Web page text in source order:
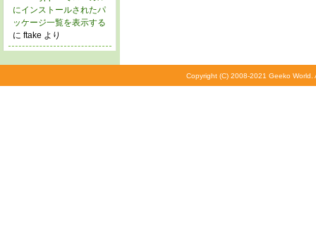
にインストールされたパ
ッケージ一覧を表示する
に ftake より
Copyright (C) 2008-2021 Geeko